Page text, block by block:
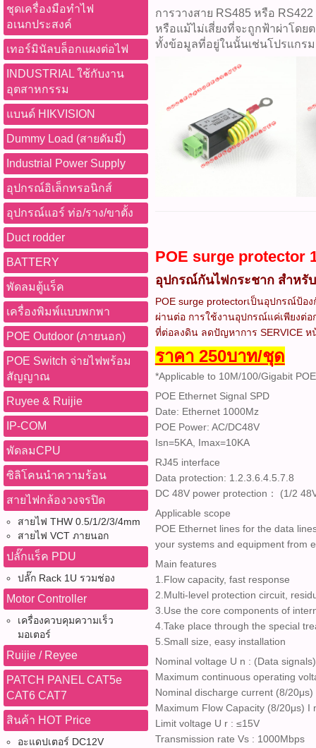
ชุดเครื่องมือทำไฟ
อเนกประสงค์
เทอร์มินัลบล็อกแผงต่อไฟ
INDUSTRIAL ใช้กับงาน
อุตสาหกรรม
แบนด์ HIKVISION
Dummy Load (สายดัมมี่)
Industrial Power Supply
อุปกรณ์อิเล็กทรอนิกส์
อุปกรณ์แอร์ ท่อ/ราง/ขาตั้ง
Duct rodder
BATTERY
พัดลมตู้แร็ค
เครื่องพิมพ์แบบพกพา
POE Outdoor (ภายนอก)
POE Switch จ่ายไฟพร้อม
สัญญาณ
Ruyee & Ruijie
IP-COM
พัดลมCPU
ซิลิโคนนำความร้อน
สายไฟกล้องวงจรปิด
สายไฟ THW 0.5/1/2/3/4mm
สายไฟ VCT ภายนอก
ปลั๊กแร็ค PDU
ปลั๊ก Rack 1U รวมช่อง
Motor Controller
เครื่องควบคุมความเร็ว
มอเตอร์
Ruijie / Reyee
PATCH PANEL CAT5e
CAT6 CAT7
สินค้า HOT Price
อะแดปเตอร์ DC12V
การวางสาย RS485 หรือ
หรือแม้ไม่เสี่ยงที่จะถูกฟ้าผ่าโดย
ทั้งข้อมูลที่อยู่ในนั้นเช่นโปรแกร
POE surge protector
อุปกรณ์กันไฟกระชาก สำหรั
POE surge protectorเป็นอุปกรณ์ป้อ
ผ่านต่อ การใช้งานอุปกรณ์แค่เพียงต่
ที่ต่อลงดิน ลดปัญหาการ SERVICE
ราคา 250บาท/ชุด
*Applicable to 10M/100/Gigabit
POE Ethernet Signal SPD
Date: Ethernet 1000Mz
POE Power: AC/DC48V
Isn=5KA, Imax=10KA
RJ45 interface
Data protection: 1.2.3.6.4.5.7.8
DC 48V power protection： (1/2
Applicable scope
POE Ethernet lines for the data
your systems and equipment from
Main features
1.Flow capacity, fast response
2.Multi-level protection circuit,
3.Use the core components of
4.Take place through the special
5.Small size, easy installation
Nominal voltage U n : (Data
Maximum continuous operating
Nominal discharge current (8/20μs)
Maximum Flow Capacity (8/20μs) I
Limit voltage U r : ≤15V
Transmission rate Vs : 1000Mbps